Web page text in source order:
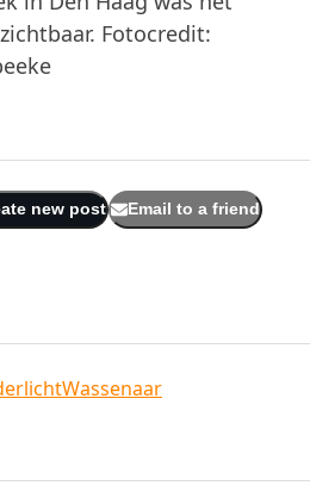
Fotocredit:
new post Email to a friend
Wassenaar